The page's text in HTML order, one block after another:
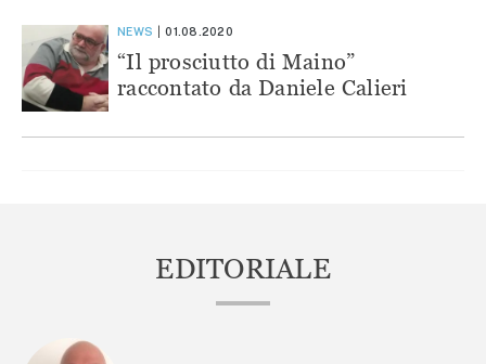
NEWS 01.08.2020
“Il prosciutto di Maino”
raccontato da Daniele Calieri
EDITORIALE